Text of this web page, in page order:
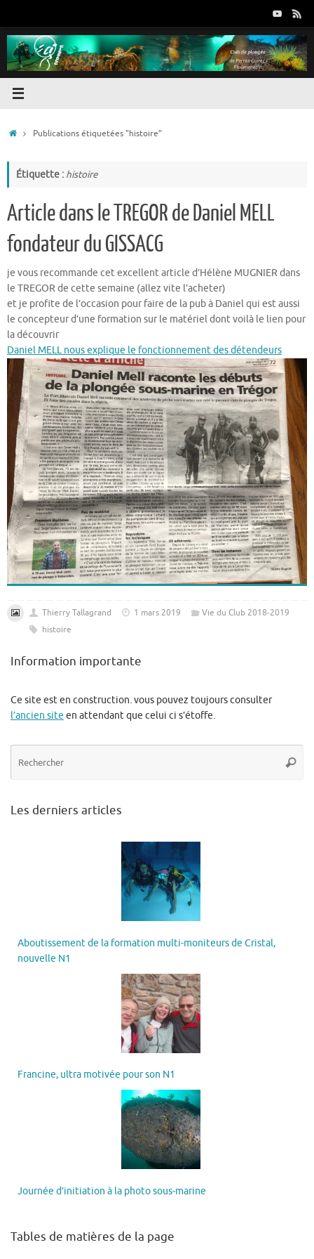
contenu
AccueilPublications étiquetées "histoire"
Étiquette : histoire
Article dans le TREGOR de Daniel MELL
fondateur du GISSACG
je vous recommande cet excellent article d’Hélène MUGNIER dans
le TREGOR de cette semaine (allez vite l’acheter)
et je profite de l’occasion pour faire de la pub à Daniel qui est aussi
le concepteur d’une formation sur le matériel dont voilà le lien pour
la découvrir
Daniel MELL nous explique le fonctionnement des détendeurs
Thierry Tallagrand 1 mars 2019
Vie du Club 2018-2019
histoire
Information importante
Ce site est en construction. vous pouvez toujours consulter
l’ancien site en attendant que celui ci s’étoffe.
Les derniers articles
Aboutissement de la formation multi-moniteurs de Cristal,
nouvelle N1
Francine, ultra motivée pour son N1
Journée d’initiation à la photo sous-marine
Tables de matières de la page